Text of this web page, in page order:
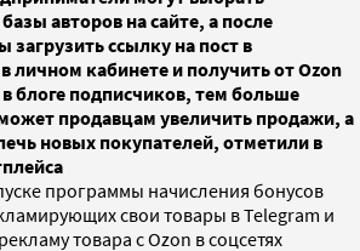
авторов на сайте, а после
ссылку на пост в
личном кабинете и получить от Ozon
блоге подписчиков, тем больше
продавцам увеличить продажи, а
новых покупателей, отметили в
программы начисления бонусов
свои товары в Telegram и
товара с Ozon в соцсетях